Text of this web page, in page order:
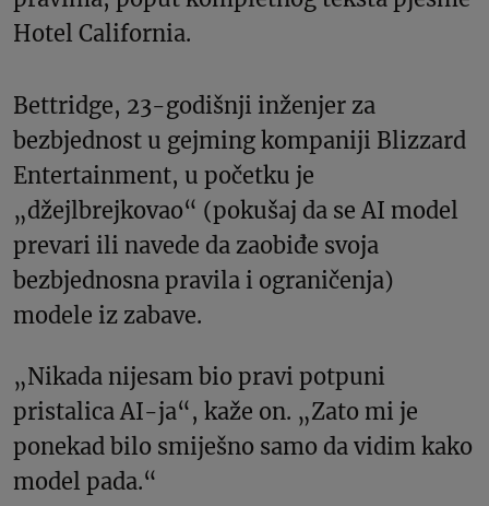
Hotel California.
Bettridge, 23-godišnji inženjer za
bezbjednost u gejming kompaniji Blizzard
Entertainment, u početku je
„džejlbrejkovao“ (pokušaj da se AI model
prevari ili navede da zaobiđe svoja
bezbjednosna pravila i ograničenja)
modele iz zabave.
„Nikada nijesam bio pravi potpuni
pristalica AI-ja“, kaže on. „Zato mi je
ponekad bilo smiješno samo da vidim kako
model pada.“